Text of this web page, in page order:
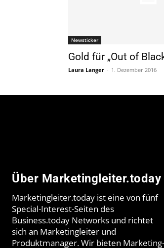
Newsticker
Gold für „Out of
Laura Langer - 1. Dezember 2016
Über Marketingleiter.today
Marketingleiter.today ist eine von fünf
Special-Interest-Seiten des
Business.today Networks und richtet
sich an Marketingleiter und
Produktmanager. Wir bieten Marketing-